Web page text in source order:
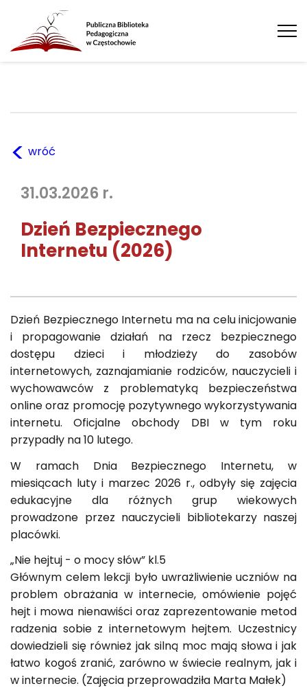
< wróć
31.03.2026 r.
Dzień Bezpiecznego
Internetu (2026)
Dzień Bezpiecznego Internetu ma na celu inicjowanie
i propagowanie działań na rzecz bezpiecznego
dostępu dzieci i młodzieży do zasobów
internetowych, zaznajamianie rodziców, nauczycieli i
wychowawców z problematyką bezpieczeństwa
online oraz promocję pozytywnego wykorzystywania
internetu. Oficjalne obchody DBI w tym roku
przypadły na 10 lutego.
W ramach Dnia Bezpiecznego Internetu, w
miesiącach luty i marzec 2026 r., odbyły się zajęcia
edukacyjne dla różnych grup wiekowych
prowadzone przez nauczycieli bibliotekarzy naszej
placówki.
„Nie hejtuj - o mocy słów” kl.5
Głównym celem lekcji było uwrażliwienie uczniów na
problem obrażania w internecie, omówienie pojęć
hejt i mowa nienawiści oraz zaprezentowanie metod
radzenia sobie z internetowym hejtem. Uczestnicy
dowiedzieli się również jak silną moc mają słowa i jak
łatwo kogoś zranić, zarówno w świecie realnym, jak i
w internecie. (Zajęcia przeprowadziła Marta Małek)